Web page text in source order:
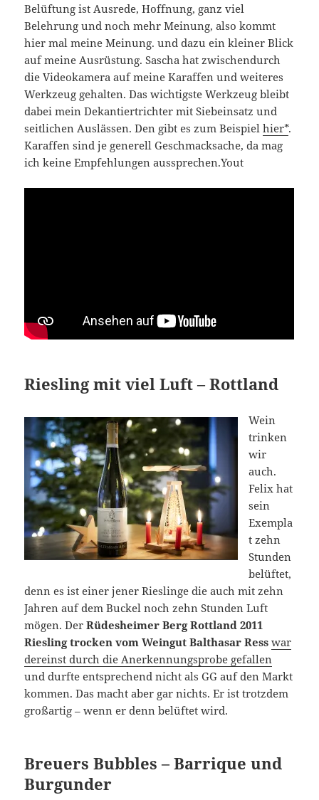
Belüftung ist Ausrede, Hoffnung, ganz viel
Belehrung und noch mehr Meinung, also kommt
hier mal meine Meinung. und dazu ein kleiner Blick
auf meine Ausrüstung. Sascha hat zwischendurch
die Videokamera auf meine Karaffen und weiteres
Werkzeug gehalten. Das wichtigste Werkzeug bleibt
dabei mein Dekantiertrichter mit Siebeinsatz und
seitlichen Auslässen. Den gibt es zum Beispielhier*.
Karaffen sind je generell Geschmacksache, da mag
ich keine Empfehlungen aussprechen.Yout
Riesling mit viel Luft – Rottland
Wein
trinken
wir
auch.
Felix hat
sein
Exempla
t zehn
Stunden
belüftet,
denn es ist einer jener Rieslinge die auch mit zehn
Jahren auf dem Buckel noch zehn Stunden Luft
mögen. DerRüdesheimer Berg Rottland 2011
Riesling trocken vom Weingut Balthasar Ress war
dereinst durch die Anerkennungsprobe gefallen
und durfte entsprechend nicht als GG auf den Markt
kommen. Das macht aber gar nichts. Er ist trotzdem
großartig – wenn er denn belüftet wird.
Breuers Bubbles – Barrique und
Burgunder